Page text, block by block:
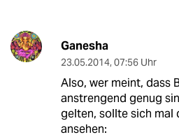
Ganesha
23.05.2014, 07:56 Uhr
Also, wer meint, dass
anstrengend genug
gelten, sollte sich mal
ansehen: